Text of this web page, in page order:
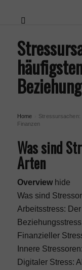
Menü
Home
Stressursachen:
Finanzen
Was sind
Arten
Overview hide
Was sind
Arbeitsstress:
Finanzieller
Innere
Digitaler Stress: